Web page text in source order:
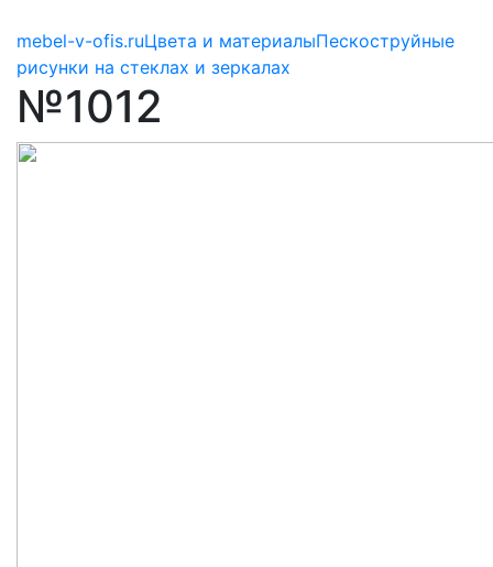
mebel-v-ofis.ruЦвета и материалыПескоструйные
рисунки на стеклах и зеркалах
№1012